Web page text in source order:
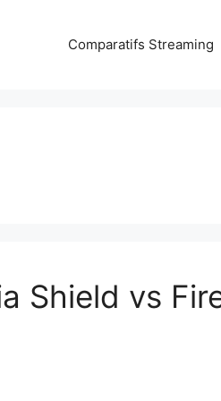
Comparatifs Streaming
Shield vs